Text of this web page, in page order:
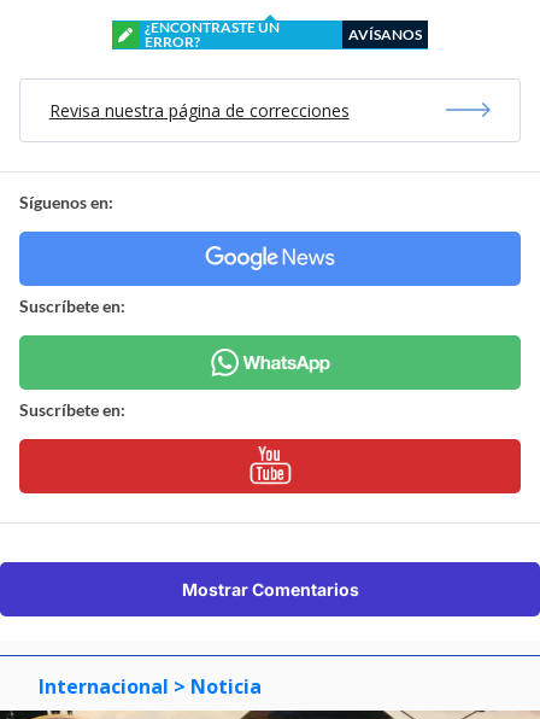
¿ENCONTRASTE UN
ERROR?
AVÍSANOS
Revisa nuestra página de correcciones
Síguenos en:
Suscríbete en:
Suscríbete en:
Mostrar Comentarios
Internacional > Noticia